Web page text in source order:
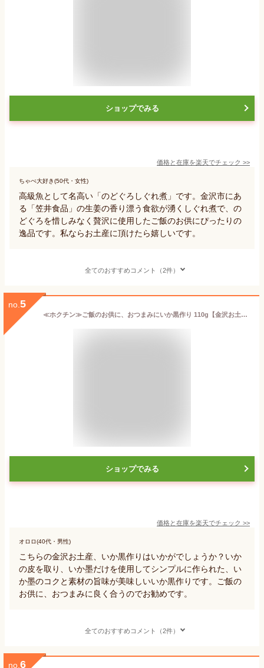
ショップでみる
価格と在庫を楽天でチェック >>
ちゃぺ大好き(50代・女性)
高級魚として名高い「のどぐろしぐれ煮」です。金沢市にあ
る「笠井食品」の生姜の香り漂う食欲が湧くしぐれ煮で、の
どぐろを惜しみなく贅沢に使用したご飯のお供にぴったりの
逸品です。私ならお土産に頂けたら嬉しいです。
全てのおすすめコメント（2件）
no. 5
≪ホクチン≫ご飯のお供に、おつまみにいか黒作り 110g【金沢お土産 逸品 オリジナル おつまみ】
ショップでみる
価格と在庫を楽天でチェック >>
オロロ(40代・男性)
こちらの金沢お土産、いか黒作りはいかがでしょうか？いか
の皮を取り、いか墨だけを使用してシンプルに作られた、い
か墨のコクと素材の旨味が美味しいいか黒作りです。ご飯の
お供に、おつまみに良く合うのでお勧めです。
全てのおすすめコメント（2件）
no. 6